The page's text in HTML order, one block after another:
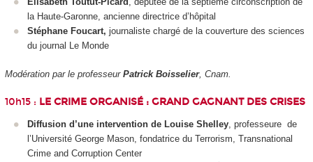
la Haute-Garonne, ancienne directrice d’hôpital
Stéphane Foucart, journaliste chargé de la couverture des sciences
du journal Le Monde
Modération par le professeur Patrick Boisselier, Cnam.
10h15 : LE CRIME ORGANISÉ : GRAND GAGNANT DES CRISES
Diffusion d’une intervention de Louise Shelley, professeure de
l’Université George Mason, fondatrice du Terrorism, Transnational
Crime and Corruption Center